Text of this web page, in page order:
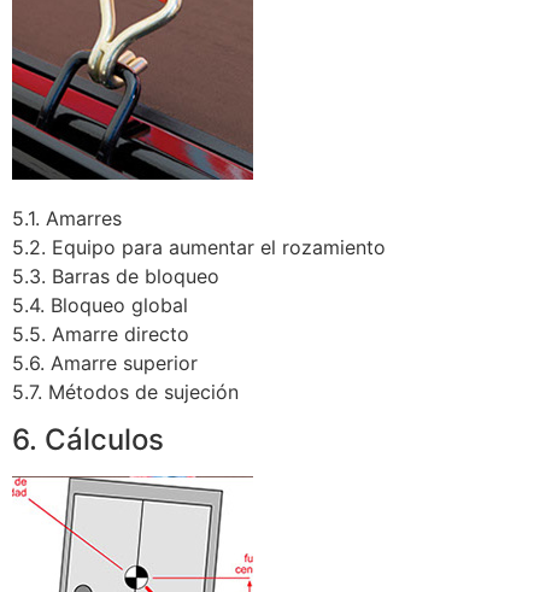
5.1. Amarres
5.2. Equipo para aumentar el rozamiento
5.3. Barras de bloqueo
5.4. Bloqueo global
5.5. Amarre directo
5.6. Amarre superior
5.7. Métodos de sujeción
6. Cálculos